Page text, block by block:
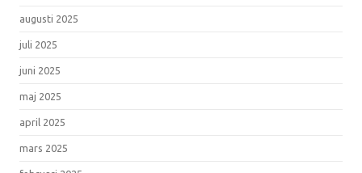
augusti 2025
juli 2025
juni 2025
maj 2025
april 2025
mars 2025